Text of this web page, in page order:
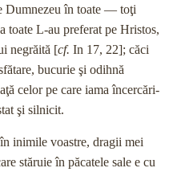
Dumnezeu în toate — toţi
toate L-au preferat pe Hristos,
negrăită [cf. In 17, 22]; căci
bucurie şi odihnă
celor pe care iama încercări­
şi silnicit.
inimile voastre, dragii mei
stăruie în păcatele sale e cu